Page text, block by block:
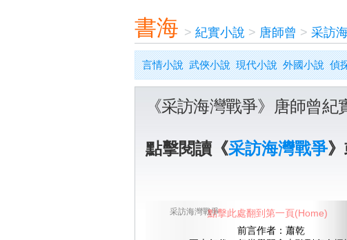
書海 > 紀實小說 > 唐師曾 > 采訪
言情小說 武俠小說 現代小說 外國小說 偵
《采訪海灣戰爭》唐師曾
點擊閱讀《采訪海灣戰爭
采訪海灣戰爭
前言作者：蕭乾
點擊此處翻到第一頁(Home)